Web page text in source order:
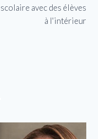
scolaire avec des élèves
à l'intérieur